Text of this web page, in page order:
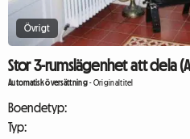
Övrigt
Stor 3-rumslägenhet att dela
Automatisk översättning-Originaltitel
Boendetyp:
Typ: